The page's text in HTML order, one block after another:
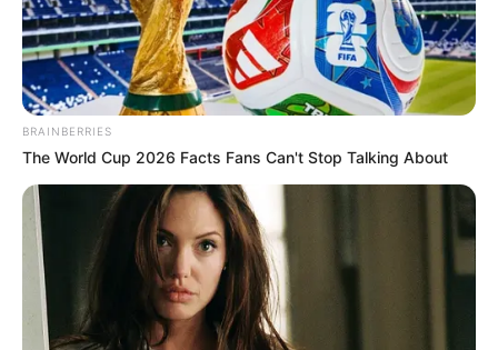
La venta de bases de datos con información personal es
un crimen en Colombia si no se cuenta con el
consentimiento, sin embargo, en la deep web se subastan
masivamente datos personales.
nuevo oro en la era de la información, ya que a
diferencia de las bases de datos tradicionales, las bases
extraídas del Big Data dan importantes pistas sobre los
gustos y los hábitos de consumo de los las personas.
Con ayuda de especialistas en Alerta Paisa respondemos
a las principales preguntas sobre este fenómeno de
connotaciones globales
BRAINBERRIES
The World Cup 2026 Facts Fans Can't Stop Talking About